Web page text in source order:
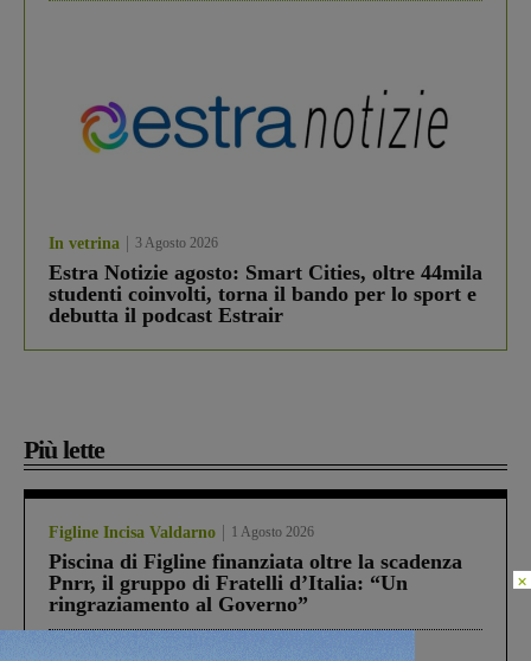
In vetrina 3 Agosto 2026
Estra Notizie agosto: Smart Cities, oltre 44mila
studenti coinvolti, torna il bando per lo sport e
debutta il podcast Estrair
Più lette
Figline Incisa Valdarno 1 Agosto 2026
Piscina di Figline finanziata oltre la scadenza
Pnrr, il gruppo di Fratelli d’Italia: “Un
ringraziamento al Governo”
×